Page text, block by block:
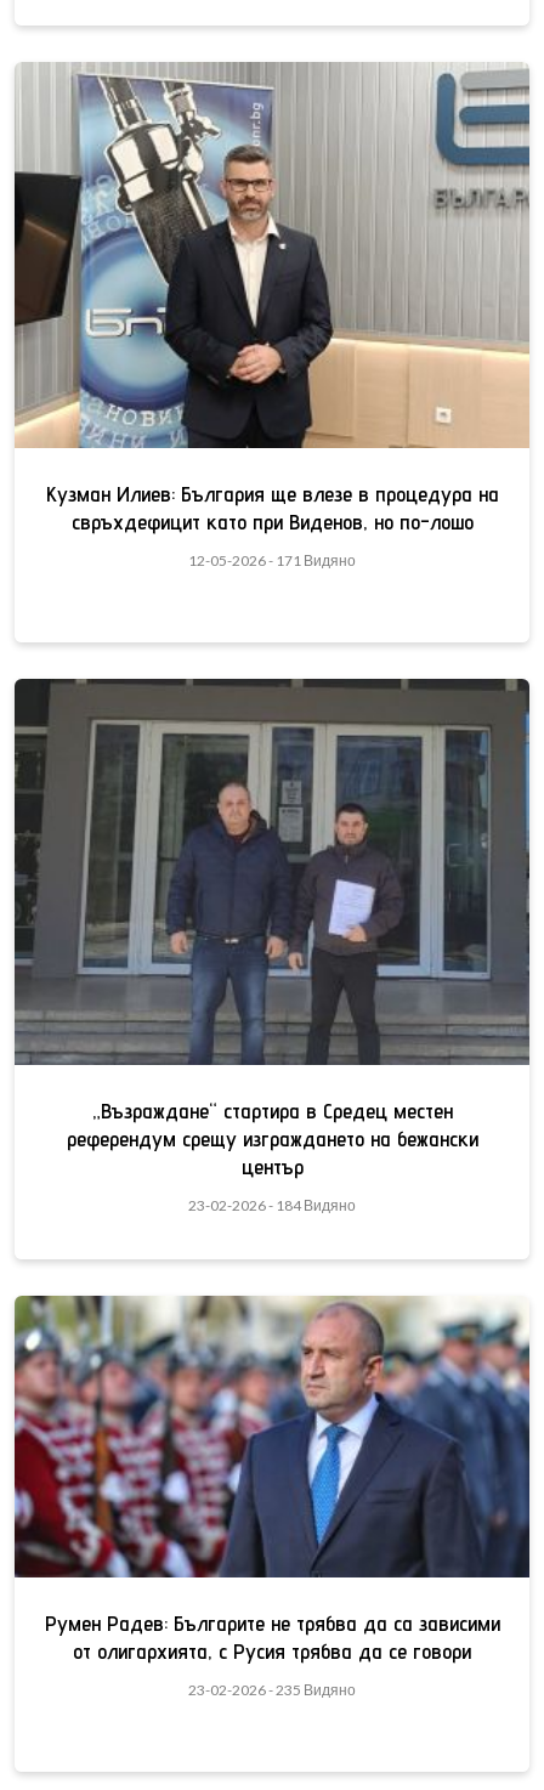
Кузман Илиев: България ще влезе в процедура на
свръхдефицит като при Виденов, но по-лошо
12-05-2026 - 171 Видяно
„Възраждане“ стартира в Средец местен
референдум срещу изграждането на бежански
център
23-02-2026 - 184 Видяно
Румен Радев: Българите не трябва да са зависими
от олигархията, с Русия трябва да се говори
23-02-2026 - 235 Видяно